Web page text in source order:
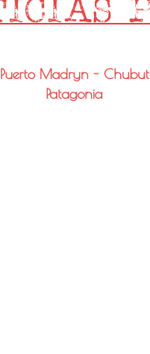
Puerto Madryn - Chubut
Patagonia